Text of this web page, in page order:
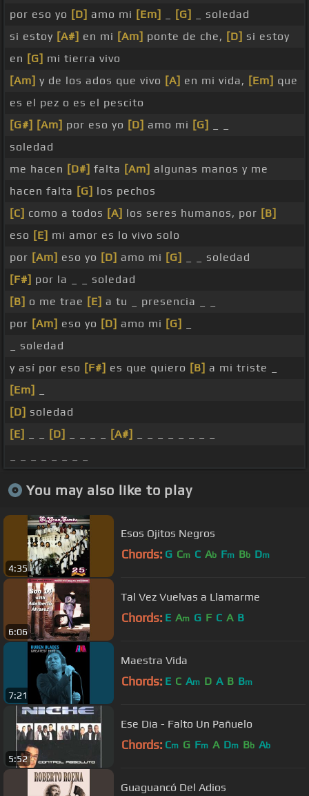
por eso yo [D] amo mi [Em] [G]
_ soledad
si estoy [A#] en mi [Am] ponte de che, [D] si estoy
en [G] mi tierra vivo
[Am] y de los ados que vivo [A] en mi vida, [Em] que
es el pez o es el pescito
[G#] [Am] por eso yo [D] amo mi [G]
soledad
me hacen [D#] falta [Am] algunas manos y me
hacen falta [G] los pechos
[C] como a todos [A] los seres humanos, por [B]
eso [E] mi amor es lo vivo solo
por [Am] eso yo [D] amo mi [G]
_ _ soledad
[F#] por la _ _ soledad
[B] o me trae [E] a tu _ presencia _ _
por [Am] eso yo [D] amo mi [G]
_ soledad
y así por eso [F#] es que quiero [B] a mi triste _
[Em]
[D] soledad
[E]
[D] [A#]
You may also like to play
4:35
Esos Ojitos Negros
Chords: G Cm C Ab Fm Bb Dm
6:06
Tal Vez Vuelvas a Llamarme
Chords: E Am G F C A B
7:21
Maestra Vida
Chords: E C Am D A B Bm
5:52
Ese Dia - Falto Un Pañuelo
Chords: Cm G Fm A Dm Bb Ab
Guaguancó Del Adios